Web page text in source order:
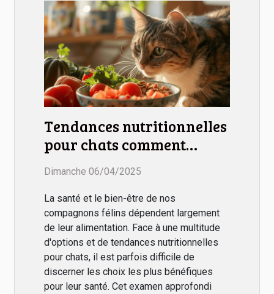
Tendances nutritionnelles
pour chats comment
choisir des aliments sains
et adaptés
Dimanche 06/04/2025
La santé et le bien-être de nos
compagnons félins dépendent largement
de leur alimentation. Face à une multitude
d'options et de tendances nutritionnelles
pour chats, il est parfois difficile de
discerner les choix les plus bénéfiques
pour leur santé. Cet examen approfondi